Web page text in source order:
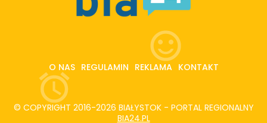
O NAS REGULAMIN REKLAMA KONTAKT
© COPYRIGHT 2016-2026 BIAŁYSTOK - PORTAL REGIONALNY
BIA24.PL